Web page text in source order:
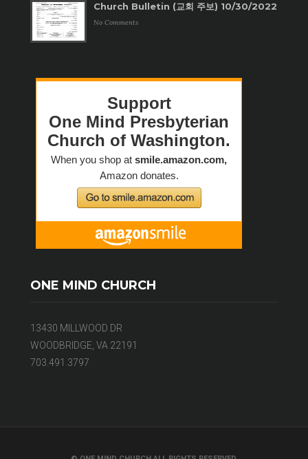
Church Bulletin (교회 주보) 10/30/2022
No Comments
ONE MIND CHURCH
13430 MILLWOOD DR
WOODBRIDGE, VA 22191
703.491.3797